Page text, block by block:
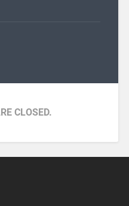
CLOSED.